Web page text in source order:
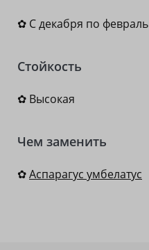
✿ С декабря по февраль
Стойкость
✿ Высокая
Чем заменить
✿Аспарагус умбелатус